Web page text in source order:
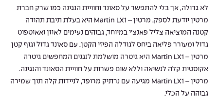
לא גדולה, אך בלי להתפשר על סאונד וחוויית הנגינה כמו שרק חברת
מרטין יודעת לספק. מרטין – Martin LX1 היא בעלת תיבת תהודה
קטנה המוציאה צליל פאנצ’י במיוחד, גבוהים נעימים לאוזן ואאוטפוט
גדול ומעורר פליאה ביחס לגודלה הפיזי הקטן. עם סאונד גדול וגוף קטן
מרטין – Martin LX1 היא גיטרה מושלמת לנגנים המחפשים גיטרה
אקוסטית קלה לנשיאה וללא שום פשרות על חוויית הסאונד והנגינה.
מרטין – Martin LX1 מגיעה עם נרתיק מרופד, לניידות קלה תוך שמירה
גבוהה על הכלי.